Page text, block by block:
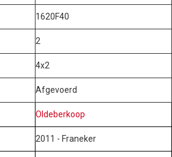
1620F40
2
4x2
Afgevoerd
Oldeberkoop
2011 - Franeker